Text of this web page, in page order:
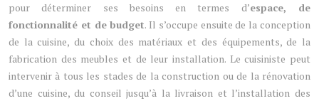
pour déterminer ses besoins en termes d’espace, de
fonctionnalité et de budget. Il s’occupe ensuite de la conception
de la cuisine, du choix des matériaux et des équipements, de la
fabrication des meubles et de leur installation. Le cuisiniste peut
intervenir à tous les stades de la construction ou de la rénovation
d’une cuisine, du conseil jusqu’à la livraison et l’installation des